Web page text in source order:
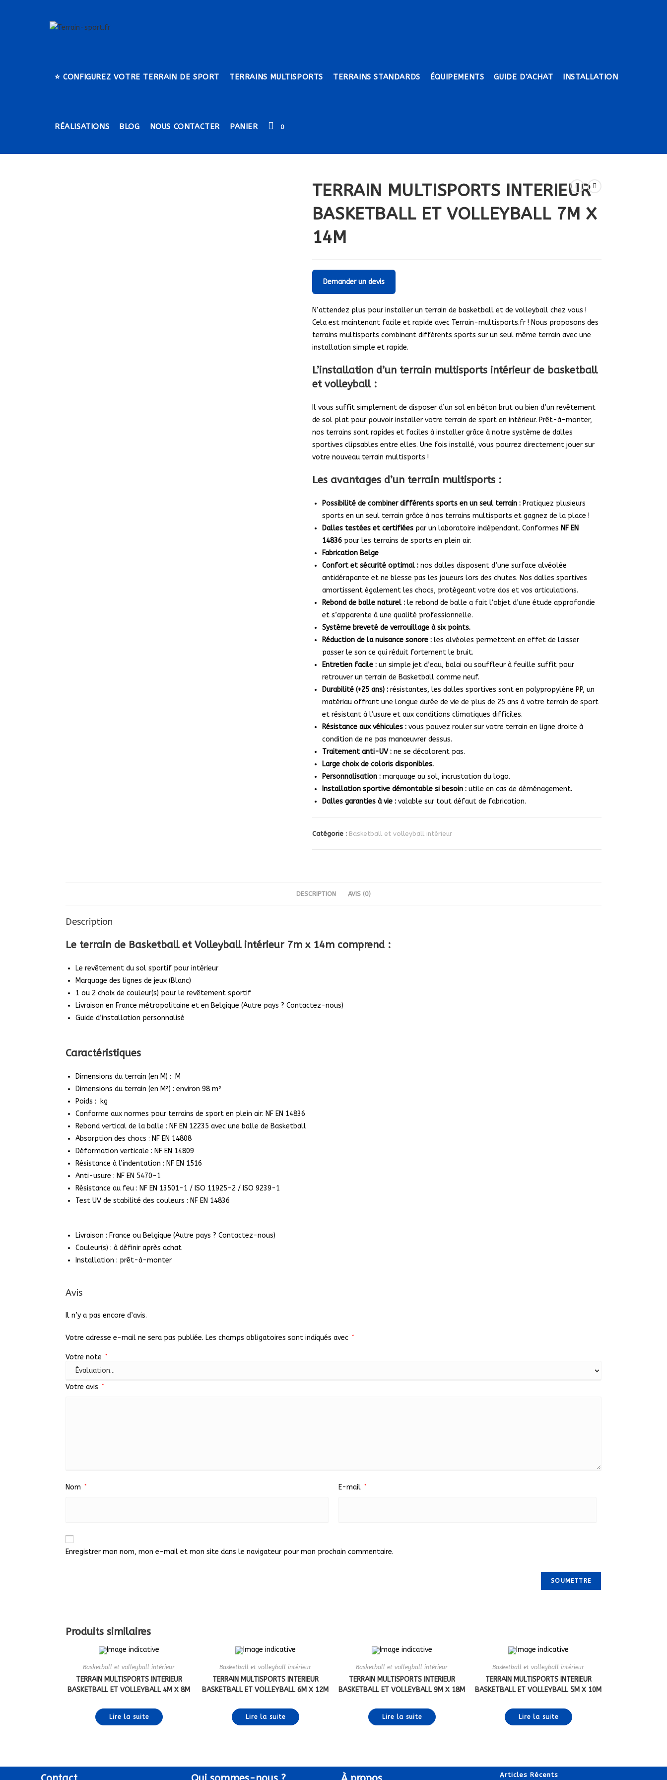
⭐​ CONFIGUREZ VOTRE TERRAIN DE SPORT TERRAINS MULTISPORTS TERRAINS STANDARDS ÉQUIPEMENTS GUIDE D’ACHAT INSTALLATION
RÉALISATIONS BLOG NOUS CONTACTER PANIER 0
TERRAIN MULTISPORTS INTERIEUR
BASKETBALL ET VOLLEYBALL 7M X
14M
Demander un devis
N’attendez plus pour installer un terrain de basketball et de volleyball chez vous !
Cela est maintenant facile et rapide avec Terrain-multisports.fr ! Nous proposons des
terrains multisports combinant différents sports sur un seul même terrain avec une
installation simple et rapide.
L’installation d’un terrain multisports intérieur de basketball
et volleyball :
Il vous suffit simplement de disposer d’un sol en béton brut ou bien d’un revêtement
de sol plat pour pouvoir installer votre terrain de sport en intérieur. Prêt-à-monter,
nos terrains sont rapides et faciles à installer grâce à notre système de dalles
sportives clipsables entre elles. Une fois installé, vous pourrez directement jouer sur
votre nouveau terrain multisports !
Les avantages d’un terrain multisports :
Possibilité de combiner différents sports en un seul terrain :Pratiquez plusieurs
sports en un seul terrain grâce à nos terrains multisports et gagnez de la place !
Dalles testées et certifiées par un laboratoire indépendant. Conformes NF EN
14836 pour les terrains de sports en plein air.
Fabrication Belge
Confort et sécurité optimal :nos dalles disposent d’une surface alvéolée
antidérapante et ne blesse pas les joueurs lors des chutes. Nos dalles sportives
amortissent également les chocs, protégeant votre dos et vos articulations.
Rebond de balle naturel :le rebond de balle a fait l’objet d’une étude approfondie
et s’apparente à une qualité professionnelle.
Système breveté de verrouillage à six points.
Réduction de la nuisance sonore :les alvéoles permettent en effet de laisser
passer le son ce qui réduit fortement le bruit.
Entretien facile :un simple jet d’eau, balai ou souffleur à feuille suffit pour
retrouver un terrain de Basketball comme neuf.
Durabilité (+25 ans) : résistantes, les dalles sportives sont en polypropylène PP, un
matériau offrant une longue durée de vie de plus de 25 ans à votre terrain de sport
et résistant à l’usure et aux conditions climatiques difficiles.
Résistance aux véhicules : vous pouvez rouler sur votre terrain en ligne droite à
condition de ne pas manœuvrer dessus.
Traitement anti-UV : ne se décolorent pas.
Large choix de coloris disponibles.
Personnalisation : marquage au sol, incrustation du logo.
Installation sportive démontable si besoin : utile en cas de déménagement.
Dalles garanties à vie :valable sur tout défaut de fabrication.
Catégorie : Basketball et volleyball intérieur
DESCRIPTION AVIS (0)
Description
Le terrain de Basketball et Volleyball intérieur 7m x 14m comprend :
Le revêtement du sol sportif pour intérieur
Marquage des lignes de jeux (Blanc)
1 ou 2 choix de couleur(s) pour le revêtement sportif
Livraison en France métropolitaine et en Belgique (Autre pays ? Contactez-nous)
Guide d’installation personnalisé
Caractéristiques
Dimensions du terrain (en M) : M
Dimensions du terrain (en M²) : environ 98 m²
Poids : kg
Conforme aux normes pour terrains de sport en plein air: NF EN 14836
Rebond vertical de la balle : NF EN 12235 avec une balle de Basketball
Absorption des chocs : NF EN 14808
Déformation verticale : NF EN 14809
Résistance à l’indentation : NF EN 1516
Anti-usure : NF EN 5470-1
Résistance au feu : NF EN 13501-1 / ISO 11925-2 / ISO 9239-1
Test UV de stabilité des couleurs : NF EN 14836
Livraison : France ou Belgique (Autre pays ? Contactez-nous)
Couleur(s) : à définir après achat
Installation : prêt-à-monter
Avis
Il n’y a pas encore d’avis.
Votre adresse e-mail ne sera pas publiée. Les champs obligatoires sont indiqués avec *
Votre note *
Votre avis *
Nom * E-mail *
Enregistrer mon nom, mon e-mail et mon site dans le navigateur pour mon prochain commentaire.
Produits similaires
Basketball et volleyball intérieur
TERRAIN MULTISPORTS INTERIEUR
BASKETBALL ET VOLLEYBALL 4M X 8M
Lire la suite
Basketball et volleyball intérieur
TERRAIN MULTISPORTS INTERIEUR
BASKETBALL ET VOLLEYBALL 6M X 12M
Lire la suite
Basketball et volleyball intérieur
TERRAIN MULTISPORTS INTERIEUR
BASKETBALL ET VOLLEYBALL 9M X 18M
Lire la suite
Basketball et volleyball intérieur
TERRAIN MULTISPORTS INTERIEUR
BASKETBALL ET VOLLEYBALL 5M X 10M
Lire la suite
Articles Récents